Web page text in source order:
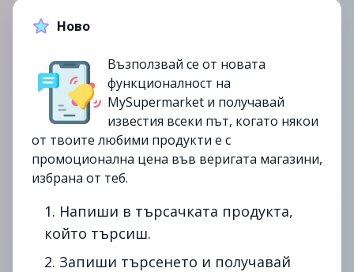
4.99лв.
6.99лв.
35.99лв.
20/12
-22%
изтекла
до 03/01
изтекла
Ново
Възползвай се от новата
функционалност на
MySupermarket и получавай
известия всеки път, когато някои
от твоите любими продукти е с
промоционална цена във веригата магазини,
избрана от теб.
1. Напиши в търсачката продукта,
който търсиш.
2. Запиши търсенето и получавай